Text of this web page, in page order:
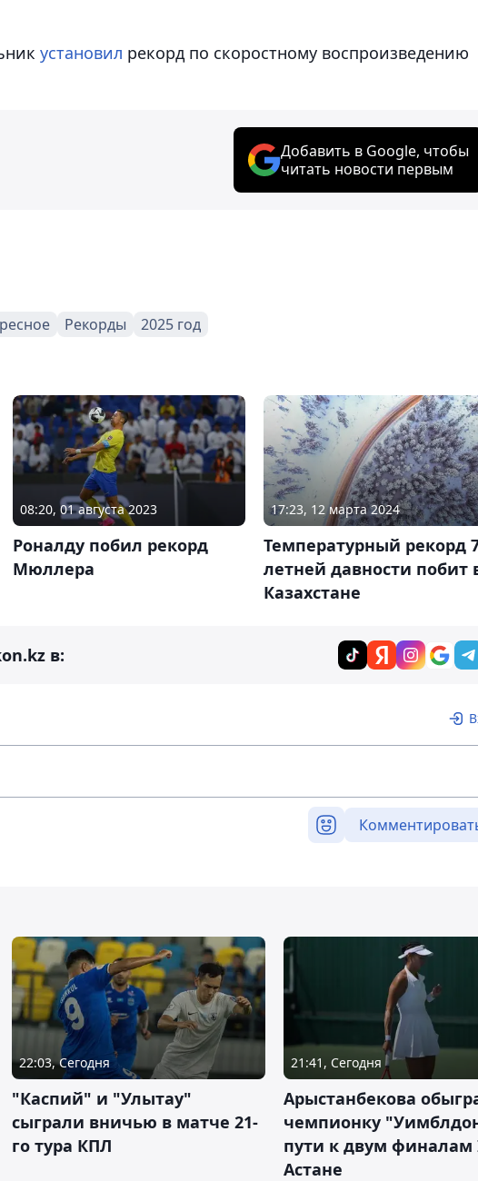
установил рекорд по скоростному воспроизведению
Добавить в Google, чтобы
читать новости первым
Рекорды 2025 год
08:20, 01 августа 2023
Роналду побил рекорд
Мюллера
17:23, 12 марта 2024
Температурный рекорд
летней давности побит
Казахстане
в:
22:03, Сегодня
"Каспий" и "Улытау"
сыграли вничью в матче 21-
го тура КПЛ
21:41, Сегодня
Арыстанбекова
чемпионку
пути к двум финалам
Астане